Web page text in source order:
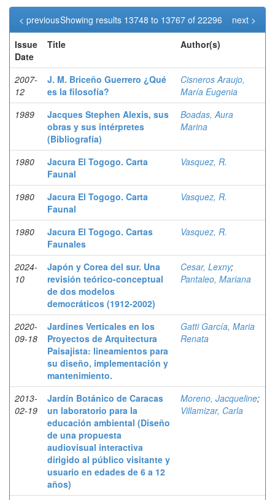
Showing results 13748 to 13767 of 22296
< previous
next >
Issue
Date
Title Author(s)
2007-
12
J. M. Briceño Guerrero ¿Qué
es la filosofía?
Cisneros Araujo,
María Eugenia
1989
Jacques Stephen Alexis, sus
obras y sus intérpretes
(Bibliografía)
Boadas, Aura
Marina
1980
Jacura El Togogo. Carta
Faunal
Vasquez, R.
1980
Jacura El Togogo. Carta
Faunal
Vasquez, R.
1980
Jacura El Togogo. Cartas
Faunales
Vasquez, R.
2024-
10
Japón y Corea del sur. Una
revisión teórico-conceptual
de dos modelos
democráticos (1912-2002)
Cesar, Lexny;
Pantaleo, Mariana
2020-
09-18
Jardines Verticales en los
Proyectos de Arquitectura
Paisajista: lineamientos para
su diseño, implementación y
mantenimiento.
Gatti García, Maria
Renata
2013-
02-19
Jardín Botánico de Caracas
un laboratorio para la
educación ambiental (Diseño
de una propuesta
audiovisual interactiva
dirigido al público visitante y
usuario en edades de 6 a 12
años)
Moreno, Jacqueline;
Villamizar, Carla